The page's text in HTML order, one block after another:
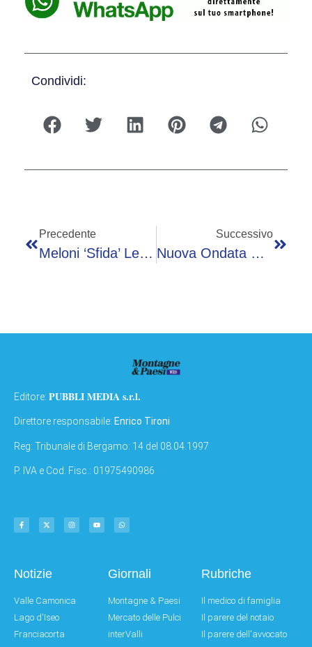
Condividi:
Precedente
Meloni ‘sfida’ Le Opposizioni: “Quadro Complesso, Porte Aperte A Chi Vuole Il Confronto”
Successivo
Nuova Ondata Di Maltempo Sull’Italia, Oggi Allerta Gialla In 7 Regioni
Editore: PUBBLI MEDIA s.r.l.
Direttore responsabile: Enrico Tironi
Reg: Tribunale di Bergamo: 14 del 08.04.1997
P. IVA e Cod. Fisc.: 01975490986
Notizie
Valle Camonica
Lago d'Iseo
Franciacorta
Giornali
Montagne & Paesi
Mercato delle Pulci
interValli
Rubriche
Il medico di famiglia
Il parere del notaio
Il parere dell'avvocato